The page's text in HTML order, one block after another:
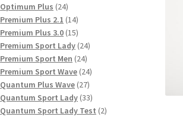
Optimum Plus 2424
Produkte
Premium Plus 2.1 1414
Produkte
Premium Plus 3.0 1515
Produkte
Premium Sport Lady 2424
Premium Sport Men 2424
Produkte
Premium Sport Wave 2424
Quantum Plus Wave 2727
Produkte
Quantum Sport Lady 3333
Produkte
Quantum Sport Lady Test 22